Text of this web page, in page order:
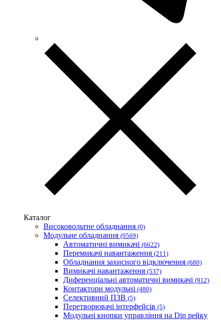
Vargo (Україна)
Vector VS
Vimar (Італія)
Volter (Україна)
Volterm (Україна)
Wago (Німеччина)
АС Привод (Україна)
АСКО-УКРЕМ (Україна)
Запорізький завод кольорових металів (ЗЗКМ)
Каблекс Одеса
Мегомметр (Україна)
Промфактор
Термофіт
Укренерго-Альянс (Україна)
Каталог
Високовольтне обладнання (0)
Модульне обладнання (9569)
Автоматичні вимикачі (6622)
Перемикачі навантаження (211)
Обладнання захисного відключення (680)
Вимикачі навантаження (537)
Диференціальні автоматичні вимикачі (912)
Контактори модульні (480)
Селективний ПЗВ (5)
Перетворювачі інтерфейсів (5)
Модульні кнопки управління на Din рейку